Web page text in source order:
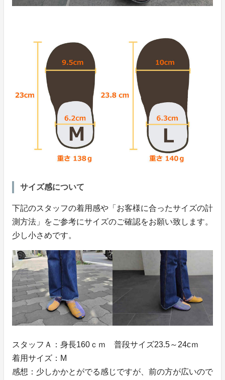
サイズ感について
下記のスタッフの着用感や「お客様に合ったサイズの計
測方法」をご参考にサイズのご確認をお願い致します。
少し小さめです。
スタッフＡ：身長160ｃｍ 普段サイズ23.5～24cｍ
着用サイズ：M
感想：少しかかとがでる感じですが、前の方が広いので